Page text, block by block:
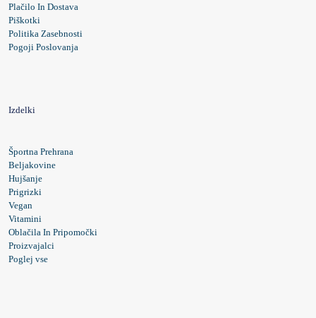
Plačilo In Dostava
Piškotki
Politika Zasebnosti
Pogoji Poslovanja
Izdelki
Športna Prehrana
Beljakovine
Hujšanje
Prigrizki
Vegan
Vitamini
Oblačila In Pripomočki
Proizvajalci
Poglej vse